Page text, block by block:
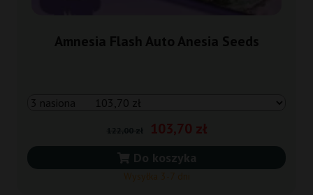
Amnesia Flash Auto Anesia Seeds
103,70 zł
Do koszyka
Wysyłka 3-7 dni